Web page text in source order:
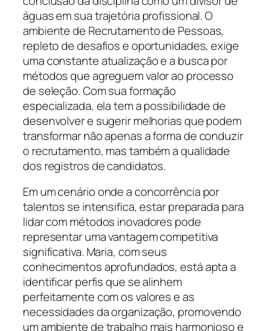
águas em sua trajetória profissional. O
ambiente de Recrutamento de Pessoas,
repleto de desafios e oportunidades, exige
uma constante atualização e a busca por
métodos que agreguem valor ao processo
de seleção. Com sua formação
especializada, ela tem a possibilidade de
desenvolver e sugerir melhorias que podem
transformar não apenas a forma de conduzir
o recrutamento, mas também a qualidade
dos registros de candidatos.
Em um cenário onde a concorrência por
talentos se intensifica, estar preparada para
lidar com métodos inovadores pode
representar uma vantagem competitiva
significativa. Maria, com seus
conhecimentos aprofundados, está apta a
identificar perfis que se alinhem
perfeitamente com os valores e as
necessidades da organização, promovendo
um ambiente de trabalho mais harmonioso e